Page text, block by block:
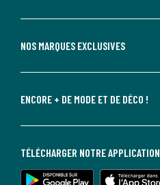
NOS MARQUES EXCLUSIVES
ENCORE + DE MODE ET DE DÉCO !
TÉLÉCHARGER NOTRE APPLICATION